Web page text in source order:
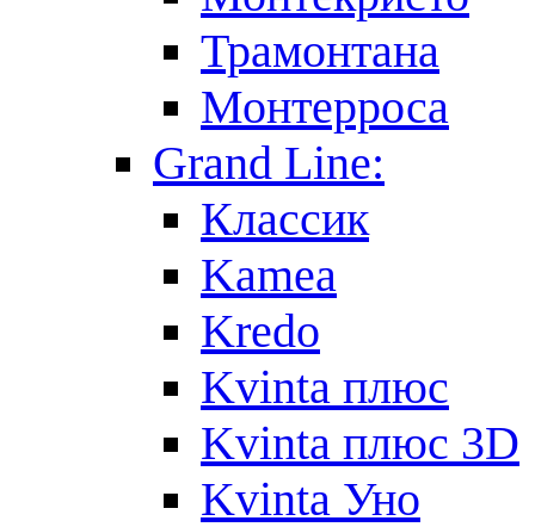
Трамонтана
Монтерроса
Grand Line:
Классик
Kamea
Kredo
Kvinta плюс
Kvinta плюс 3D
Kvinta Уно